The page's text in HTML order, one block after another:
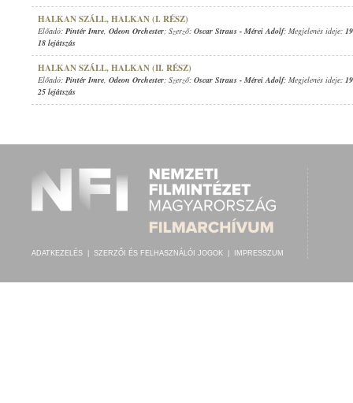
HALKAN SZÁLL, HALKAN (I. RÉSZ)
Előadó: Pintér Imre, Odeon Orchester; Szerző: Oscar Straus - Mérei Adolf; Megjelenés ideje:
18 lejátszás
HALKAN SZÁLL, HALKAN (II. RÉSZ)
Előadó: Pintér Imre, Odeon Orchester; Szerző: Oscar Straus - Mérei Adolf; Megjelenés ideje:
25 lejátszás
ADATKEZELÉS SZERZŐI ÉS FELHASZNÁLÓI JOGOK IMPRESSZUM